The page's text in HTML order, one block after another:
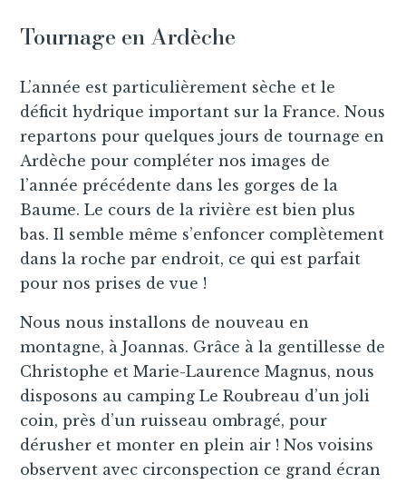
Tournage en Ardèche
L’année est particulièrement sèche et le
déficit hydrique important sur la France. Nous
repartons pour quelques jours de tournage en
Ardèche pour compléter nos images de
l’année précédente dans les gorges de la
Baume. Le cours de la rivière est bien plus
bas. Il semble même s’enfoncer complètement
dans la roche par endroit, ce qui est parfait
pour nos prises de vue !
Nous nous installons de nouveau en
montagne, à Joannas. Grâce à la gentillesse de
Christophe et Marie-Laurence Magnus, nous
disposons au camping Le Roubreau d’un joli
coin, près d’un ruisseau ombragé, pour
dérusher et monter en plein air ! Nos voisins
observent avec circonspection ce grand écran